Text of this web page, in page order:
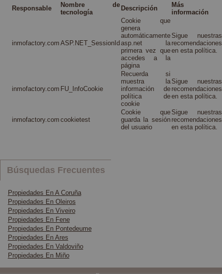
Responsable
Nombre de
tecnología
Descripción
Más
información
inmofactory.com ASP.NET_SessionId
Cookie que
genera
automáticamente
asp.net la
primera vez que
accedes a la
página
Sigue nuestras
recomendaciones
en esta política.
inmofactory.com FU_InfoCookie
Recuerda si
muestra la
información de
política de
cookie
Sigue nuestras
recomendaciones
en esta política.
inmofactory.com cookietest
Cookie que
guarda la sesión
del usuario
Sigue nuestras
recomendaciones
en esta política.
Búsquedas Frecuentes
Propiedades En A Coruña
Propiedades En Oleiros
Propiedades En Viveiro
Propiedades En Fene
Propiedades En Pontedeume
Propiedades En Ares
Propiedades En Valdoviño
Propiedades En Miño